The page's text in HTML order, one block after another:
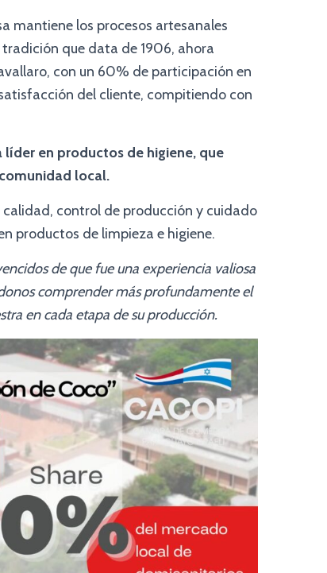
mantiene los procesos artesanales
que data de 1906, ahora
con un 60% de participación en
del cliente, compitiendo con
líder en productos de higiene, que
local.
control de producción y cuidado
productos de limpieza e higiene.
de que fue una experiencia valiosa
comprender más profundamente el
en cada etapa de su producción.